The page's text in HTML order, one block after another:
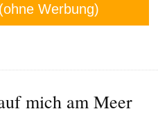
Werbung)
mich am Meer